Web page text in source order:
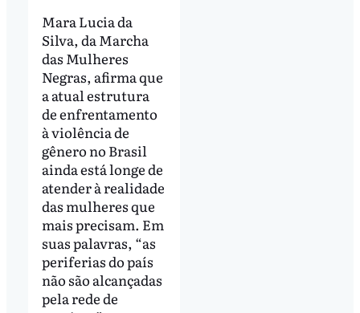
Mara Lucia da
Silva, da Marcha
das Mulheres
Negras, afirma que
a atual estrutura
de enfrentamento
à violência de
gênero no Brasil
ainda está longe de
atender à realidade
das mulheres que
mais precisam. Em
suas palavras, “as
periferias do país
não são alcançadas
pela rede de